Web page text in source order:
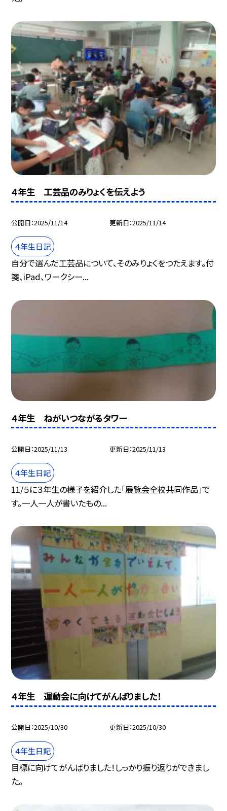
４年生 工芸品のみりょくを伝えよう
公開日 2025/11/14 更新日 2025/11/14
４年生日記
自分で選んだ工芸品について、そのみりょくをつたえます。付
箋、iPad、ワークシー...
４年生 ねがいつながるタワー
公開日 2025/11/13 更新日 2025/11/13
４年生日記
11/５に３年生の様子を紹介した「展覧会全校共同作品」で
す。一人一人が書いたもの...
４年生 運動会に向けてがんばりました！
公開日 2025/10/30 更新日 2025/10/30
４年生日記
目標に向けてがんばりました！しっかり振り返りができまし
た。